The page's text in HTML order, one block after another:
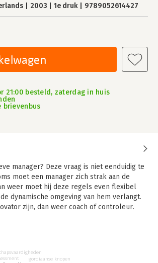
2003 1e druk 9789052614427
21:00 besteld, zaterdag in huis
brievenbus
manager? Deze vraag is niet eenduidig te
moet een manager zich strak aan de
weer moet hij deze regels even flexibel
dynamische omgeving van hem verlangt.
zijn, dan weer coach of controleur.
daarvoor het concurrerende-
gordiaanse knopen